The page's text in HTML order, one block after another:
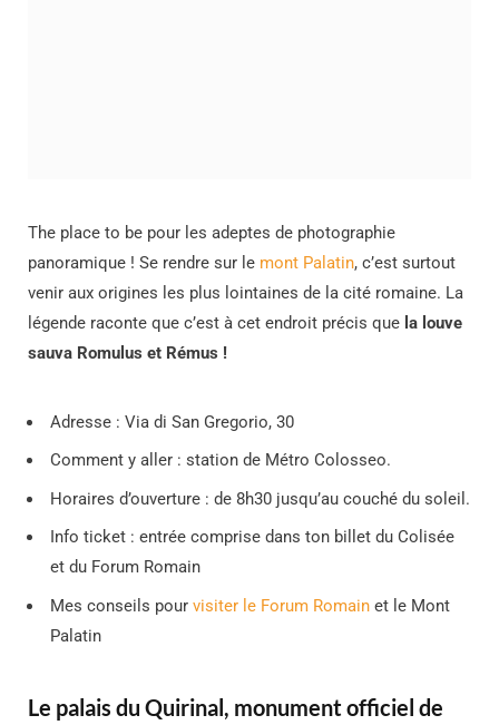
The place to be pour les adeptes de photographie
panoramique ! Se rendre sur le mont Palatin, c’est surtout
venir aux origines les plus lointaines de la cité romaine. La
légende raconte que c’est à cet endroit précis que la louve
sauva Romulus et Rémus !
Adresse : Via di San Gregorio, 30
Comment y aller : station de Métro Colosseo.
Horaires d’ouverture : de 8h30 jusqu’au couché du soleil.
Info ticket : entrée comprise dans ton billet du Colisée
et du Forum Romain
Mes conseils pour visiter le Forum Romain et le Mont
Palatin
Le palais du Quirinal, monument officiel de